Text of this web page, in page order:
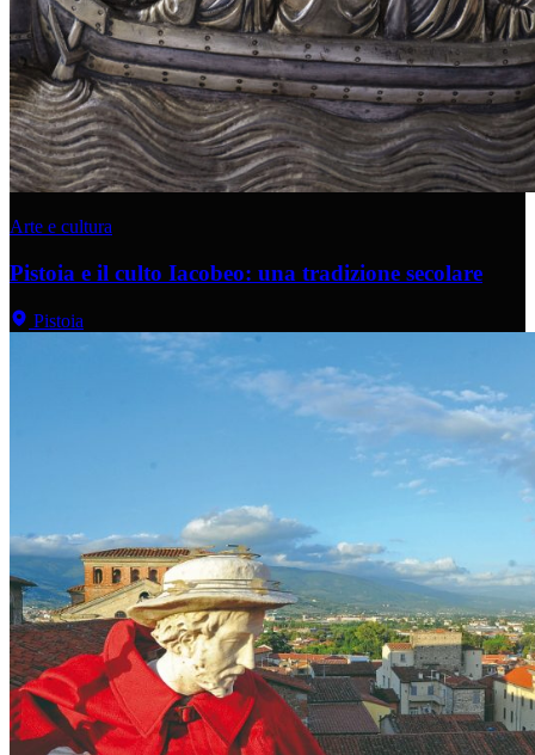
Arte e cultura
Pistoia e il culto Iacobeo: una tradizione secolare
Pistoia